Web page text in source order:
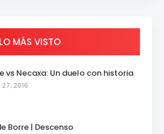
LO MÁS VISTO
vs Necaxa: Un duelo con historia
27, 2016
Borre | Descenso